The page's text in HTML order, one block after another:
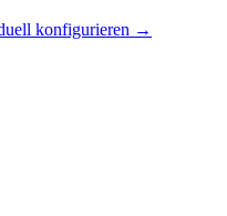
konfigurieren →